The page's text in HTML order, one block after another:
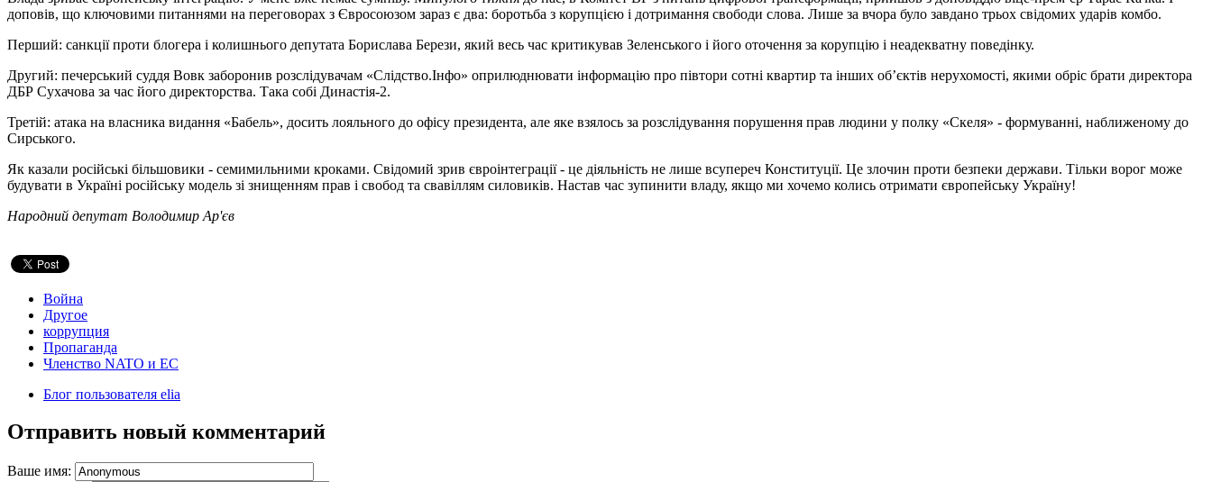
доповів, що ключовими питаннями на переговорах з Євросоюзом зараз є два: боротьба з корупцією і дотримання свободи слова. Лише за вчора було завдано трьох свідомих ударів комбо.
Перший: санкції проти блогера і колишнього депутата Борислава Берези, який весь час критикував Зеленського і його оточення за корупцію і неадекватну поведінку.
Другий: печерський суддя Вовк заборонив розслідувачам «Слідство.Інфо» оприлюднювати інформацію про півтори сотні квартир та інших обʼєктів нерухомості, якими обріс брати директора
ДБР Сухачова за час його директорства. Така собі Династія-2.
Третій: атака на власника видання «Бабель», досить лояльного до офісу президента, але яке взялось за розслідування порушення прав людини у полку «Скеля» - формуванні, наближеному до
Сирського.
Як казали російські більшовики - семимильними кроками. Свідомий зрив євроінтеграції - це діяльність не лише всупереч Конституції. Це злочин проти безпеки держави. Тільки ворог може
будувати в Україні російську модель зі знищенням прав і свобод та свавіллям силовиків. Настав час зупинити владу, якщо ми хочемо колись отримати європейську Україну!
Народний депутат Володимир Ар'єв
Война
Другое
коррупция
Пропаганда
Членство NATO и ЕС
Блог пользователя elia
Отправить новый комментарий
Ваше имя: